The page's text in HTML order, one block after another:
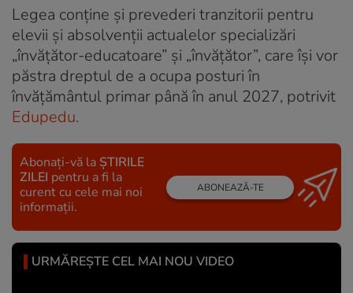
Legea conține și prevederi tranzitorii pentru
elevii și absolvenții actualelor specializări
„învățător-educatoare” și „învățător”, care își vor
păstra dreptul de a ocupa posturi în
învățământul primar până în anul 2027, potrivit
Edupedu.
Abonați-vă la ȘTIRILE
ZILEI pentru a fi la
curent cu cele mai noi
informații.
ABONEAZĂ-TE
URMĂREȘTE CEL MAI NOU VIDEO